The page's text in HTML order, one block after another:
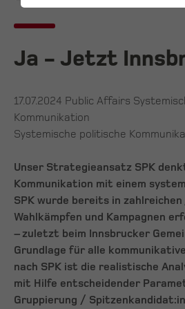
Ja - Jetzt
17.07.2024 Public Affairs
Kommunikation
Systemische politische
Unser Strategieansatz SPK
Kommunikation mit einem
SPK wurde bereits in zahlreichen
Wahlkämpfen und Kampagnen
– zuletzt beim Innsbrucker
Grundlage für alle
nach SPK ist die realistische
mit Hilfe entscheidender
Gruppierung /